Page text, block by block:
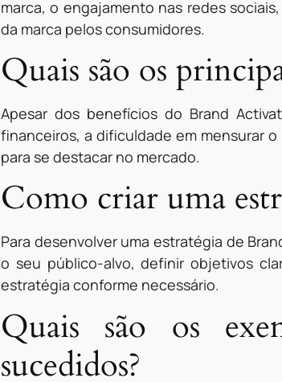
marca, o engajamento nas redes
da marca pelos consumidores.
Quais são os
Apesar dos benefícios do Brand
financeiros, a dificuldade em mensurar
para se destacar no mercado.
Como criar uma
Para desenvolver uma estratégia de
o seu público-alvo, definir objetivos
estratégia conforme necessário.
Quais são os
sucedidos?